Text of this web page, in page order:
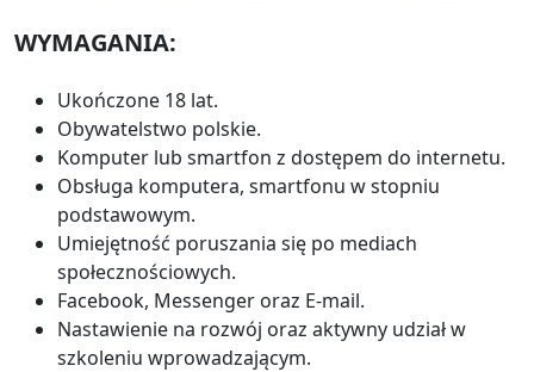
WYMAGANIA:
Ukończone 18 lat.
Obywatelstwo polskie.
Komputer lub smartfon z dostępem do internetu.
Obsługa komputera, smartfonu w stopniu
podstawowym.
Umiejętność poruszania się po mediach
społecznościowych.
Facebook, Messenger oraz E-mail.
Nastawienie na rozwój oraz aktywny udział w
szkoleniu wprowadzającym.